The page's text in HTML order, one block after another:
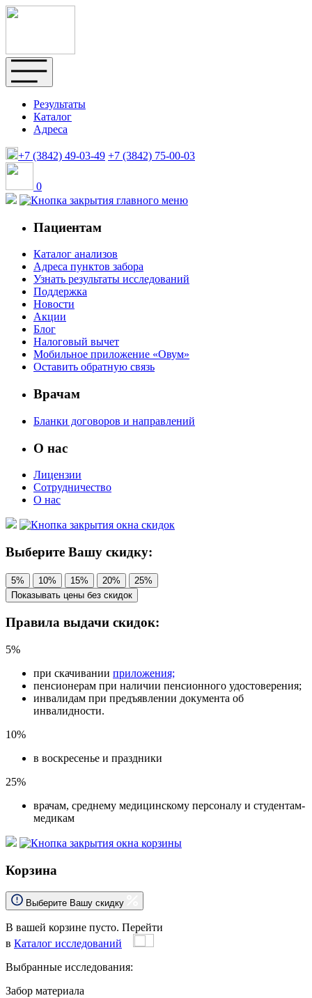
Результаты
Каталог
Адреса
+7 (3842) 49-03-49 +7 (3842) 75-00-03
0
Пациентам
Каталог анализов
Адреса пунктов забора
Узнать результаты исследований
Поддержка
Новости
Акции
Блог
Налоговый вычет
Мобильное приложение «Овум»
Оставить обратную связь
Врачам
Бланки договоров и направлений
О нас
Лицензии
Сотрудничество
О нас
Выберите Вашу скидку:
5% 10% 15% 20%
25%
Показывать цены без скидок
Правила выдачи скидок:
5%
при скачивании приложения;
пенсионерам при наличии пенсионного удостоверения;
инвалидам при предъявлении документа об
инвалидности.
10%
в воскресенье и праздники
25%
врачам, среднему медицинскому персоналу и студентам-
медикам
Корзина
Выберите Вашу скидку
В вашей корзине пусто. Перейти
в Каталог исследований
Выбранные исследования:
Забор материала